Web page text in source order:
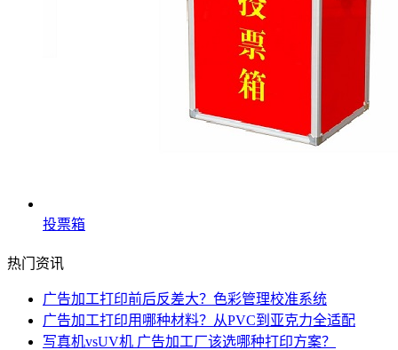
投票箱
热门资讯
广告加工打印前后反差大？色彩管理校准系统
广告加工打印用哪种材料？从PVC到亚克力全适配
写真机vsUV机 广告加工厂该选哪种打印方案？